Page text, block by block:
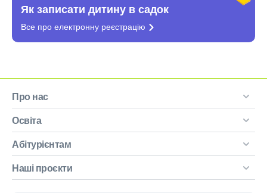
Як записати дитину в садок
Все про електронну реєстрацію
Про нас
Освіта
Абітурієнтам
Наші проєкти